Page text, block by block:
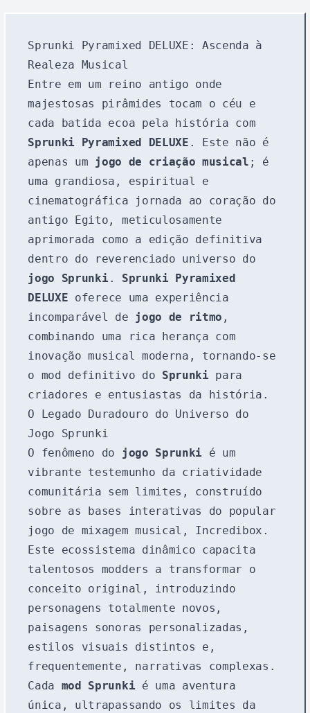
Sprunki Pyramixed DELUXE: Ascenda à
Realeza Musical
Entre em um reino antigo onde
majestosas pirâmides tocam o céu e
cada batida ecoa pela história com
Sprunki Pyramixed DELUXE . Este não é
apenas um jogo de criação musical ; é
uma grandiosa, espiritual e
cinematográfica jornada ao coração do
antigo Egito, meticulosamente
aprimorada como a edição definitiva
dentro do reverenciado universo do
jogo Sprunki . Sprunki Pyramixed
DELUXE oferece uma experiência
incomparável de jogo de ritmo ,
combinando uma rica herança com
inovação musical moderna, tornando-se
o mod definitivo do Sprunki para
criadores e entusiastas da história.
O Legado Duradouro do Universo do
Jogo Sprunki
O fenômeno do
jogo Sprunki é um
vibrante testemunho da criatividade
comunitária sem limites, construído
sobre as bases interativas do popular
jogo de mixagem musical, Incredibox.
Este ecossistema dinâmico capacita
talentosos modders a transformar o
conceito original, introduzindo
personagens totalmente novos,
paisagens sonoras personalizadas,
estilos visuais distintos e,
frequentemente, narrativas complexas.
Cada mod Sprunki é uma aventura
única, ultrapassando os limites da